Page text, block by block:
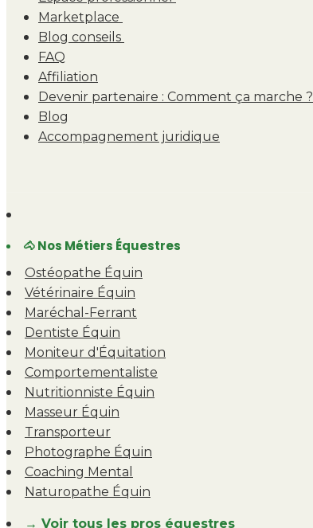
Marketplace
Blog conseils
FAQ
Affiliation
Devenir partenaire : Comment ça marche ?
Blog
Accompagnement juridique
🐴 Nos Métiers Équestres
Ostéopathe Équin
Vétérinaire Équin
Maréchal-Ferrant
Dentiste Équin
Moniteur d'Équitation
Comportementaliste
Nutritionniste Équin
Masseur Équin
Transporteur
Photographe Équin
Coaching Mental
Naturopathe Équin
→ Voir tous les pros équestres